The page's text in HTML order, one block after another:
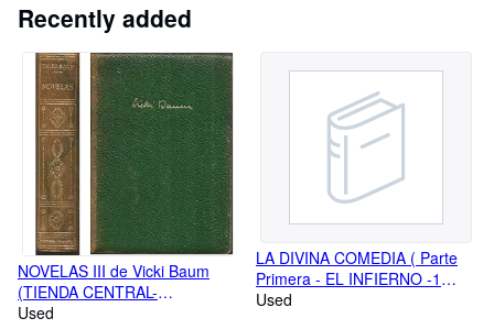
Recently added
NOVELAS III de Vicki Baum
(TIENDA CENTRAL-
ENTREACTO-ELULTIMO DIA-
Used
LA DIVINA COMEDIA ( Parte
Primera - EL INFIERNO -1
tomo) Según el texto de las
Used